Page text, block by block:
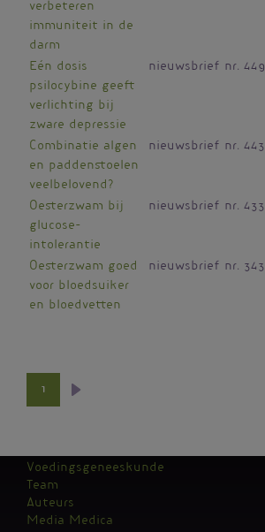
verbeteren
immuniteit in de
darm
Eén dosis
psilocybine geeft
verlichting bij
zware depressie
nieuwsbrief nr. 449
Combinatie algen
en paddenstoelen
veelbelovend?
nieuwsbrief nr. 443
Oesterzwam bij
glucose-
intolerantie
nieuwsbrief nr. 433
Oesterzwam goed
voor bloedsuiker
en bloedvetten
nieuwsbrief nr. 343
Paginering
1
Volgende
Kantoormenu
Voedingsgeneeskunde
Team
Auteurs
Media Medica